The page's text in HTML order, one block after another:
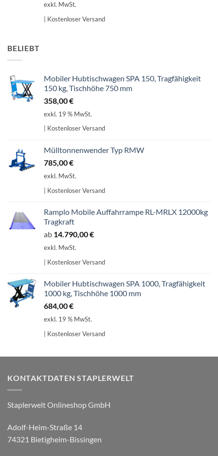
exkl. MwSt.
| Kostenloser Versand
BELIEBT
Mobiler Hubtischwagen SPA 150, Tragfähigkeit
150 kg, Tischhöhe 750 mm
358,00€
exkl. 19 % MwSt.
| Kostenloser Versand
Mülltonnenwender Typ RMW
785,00€
exkl. MwSt.
| Kostenloser Versand
Ramplo Mobile Auffahrrampe RL-MRLX 12000kg
Tragkraft
ab 14.790,00€
exkl. MwSt.
| Kostenloser Versand
Mobiler Hubtischwagen SPA 1000, Tragfähigkeit
1000 kg, Tischhöhe 1000 mm
684,00€
exkl. 19 % MwSt.
| Kostenloser Versand
KONTAKTDATEN STAPLERWELT
Staplerwelt Onlineshop GmbH
Adolf-Heim-Straße 14
74321 Bietigheim-Bissingen